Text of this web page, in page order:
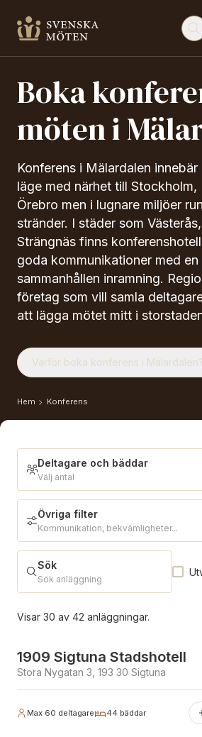
Boka
möten i
Konferens i Mälardalen
läge med närhet till Stockholm,
Örebro men i lugnare miljöer
stränder. I städer som
Strängnäs finns
goda kommunikationer med en
sammanhållen inramning.
företag som vill samla
att lägga mötet mitt i
Varför boka konferens i Mälardalen?
Hem Konferens
Deltagare och bäddar
Välj antal
Deltagare och bäddar
Antal deltagare
Övriga filter
Kommunikation, bekvämligheter...
Sök
Sök anläggning
Visar 30 av 42 anläggningar.
1909 Sigtuna Stadshotell
Stora Nygatan 3, 193 30 Sigtuna
Max 60 deltagare 44 bäddar